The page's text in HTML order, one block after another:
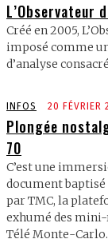
L’Observateur
Créé en 2005,
imposé comme
d’analyse
INFOS 20 FÉVRIER
Plongée
70
C’est une
document
par TMC, la
exhumé des mini-
Télé Monte-Carlo.